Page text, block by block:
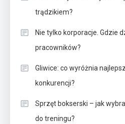
trądzikiem?
Nie tylko korporacje. Gdzie
pracowników?
Gliwice: co wyróżnia
konkurencji?
Sprzęt bokserski – jak
do treningu?